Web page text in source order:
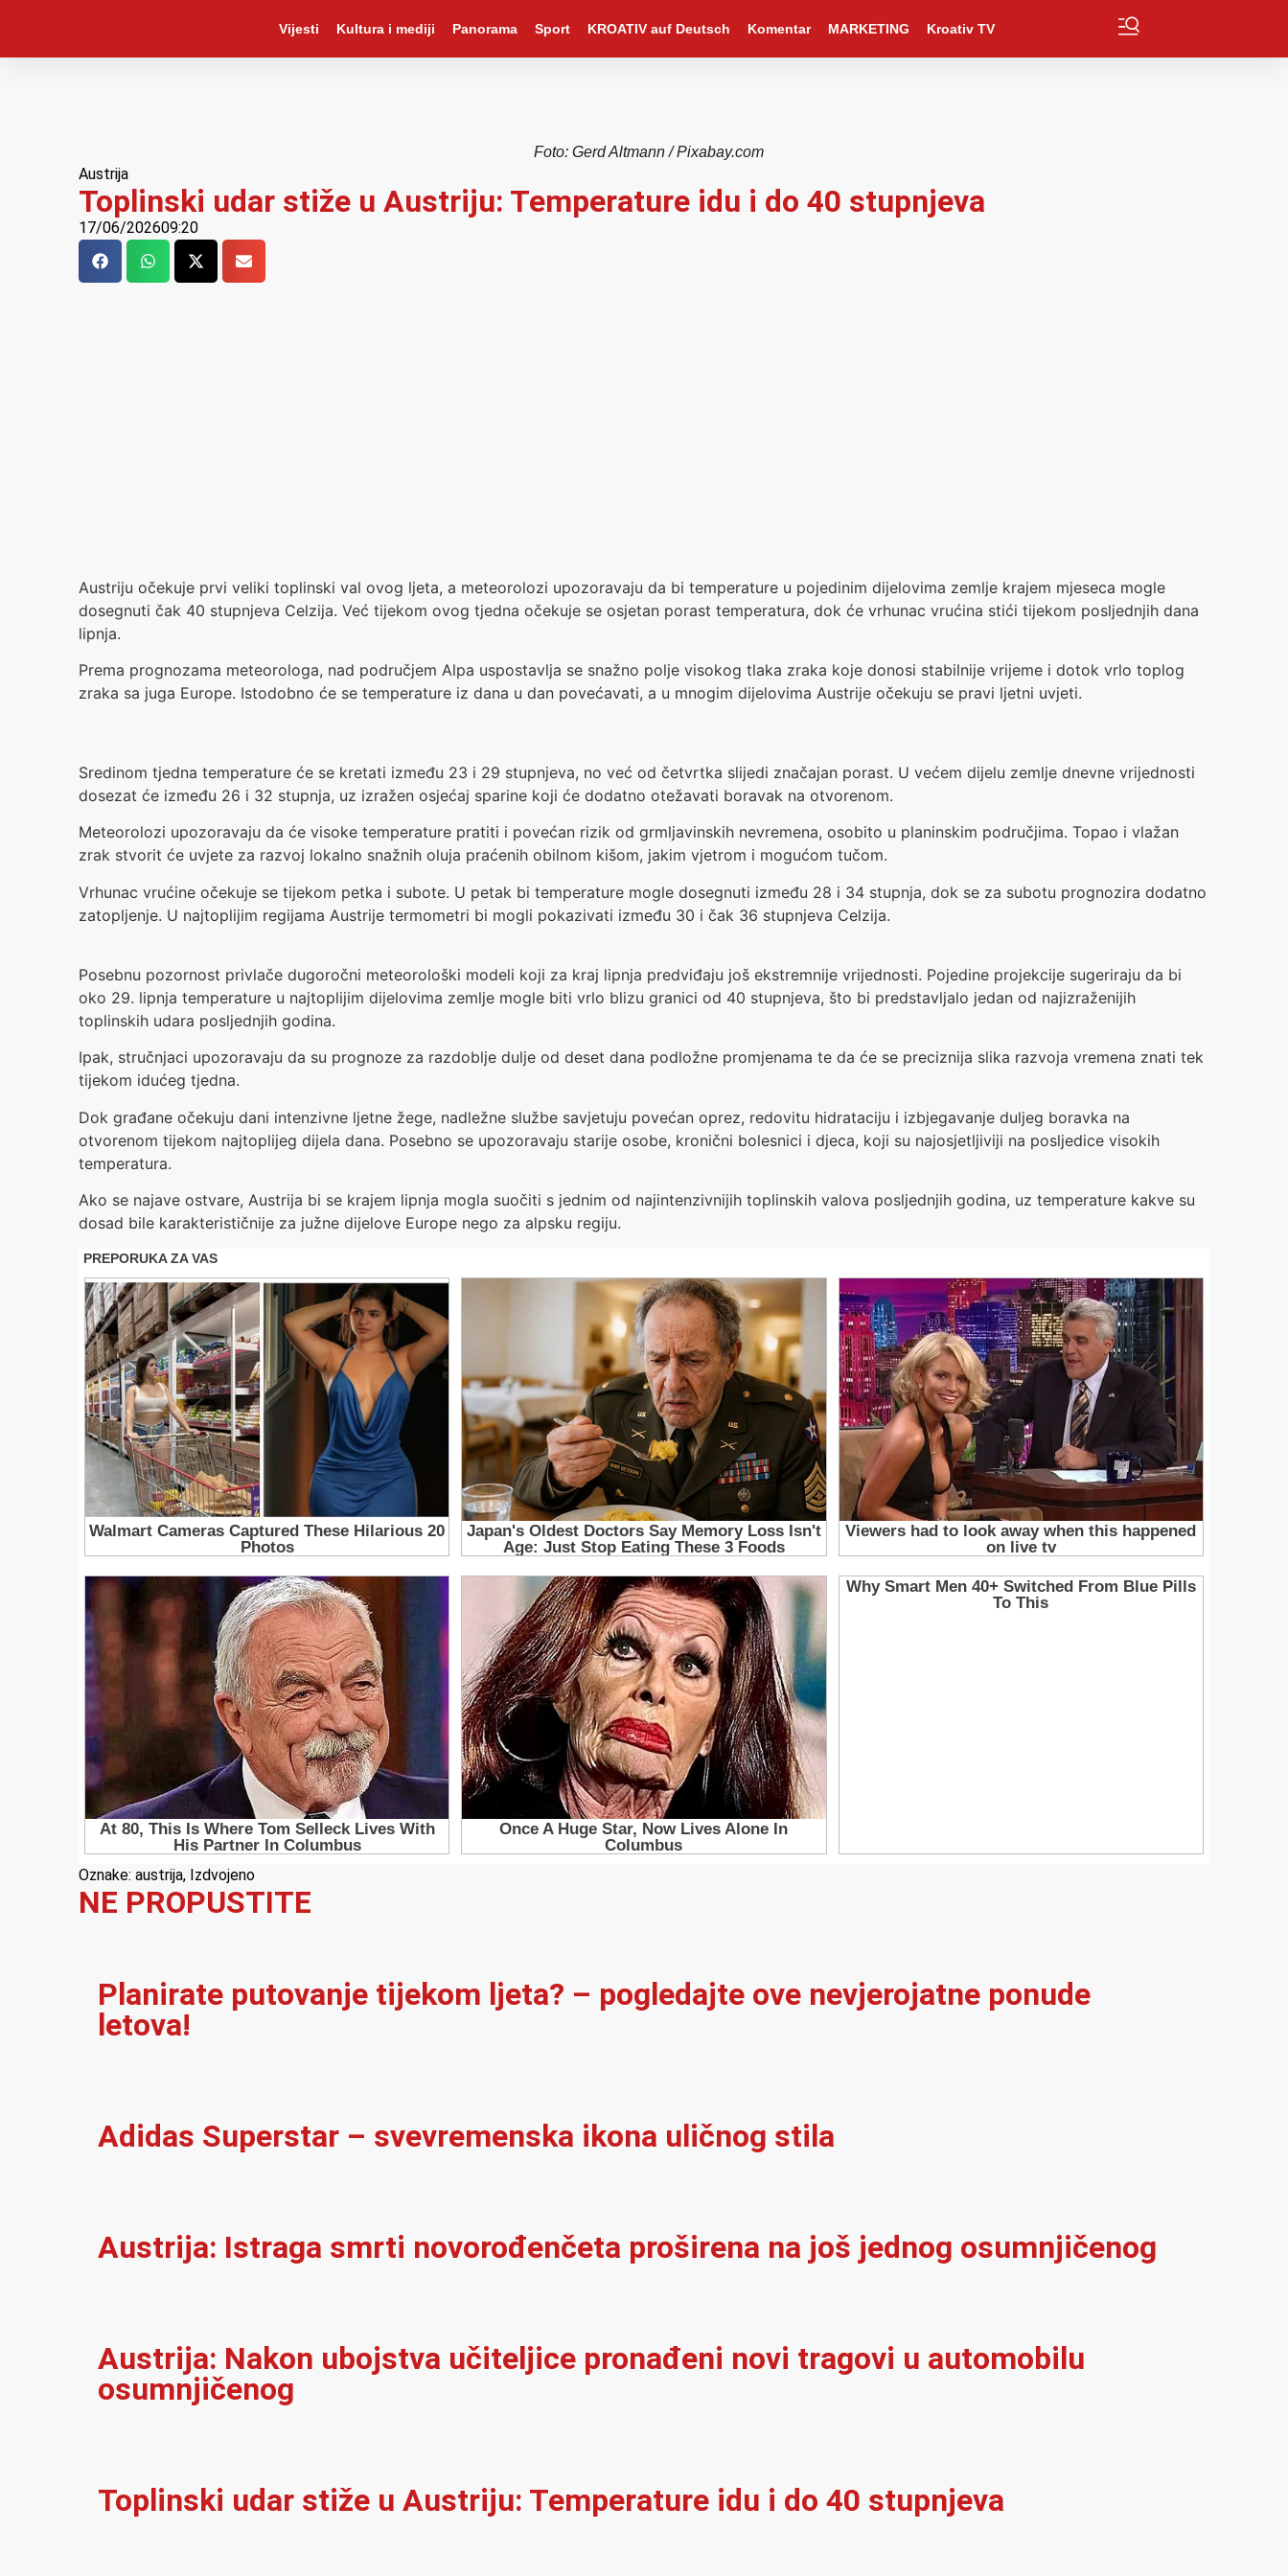
Vijesti Kultura i mediji Panorama Sport KROATIV auf Deutsch Komentar MARKETING Kroativ TV
Foto: Gerd Altmann / Pixabay.com
Austrija
Toplinski udar stiže u Austriju: Temperature idu i do 40 stupnjeva
17/06/202609:20
Austriju očekuje prvi veliki toplinski val ovog ljeta, a meteorolozi upozoravaju da bi temperature u pojedinim dijelovima zemlje krajem mjeseca mogle
dosegnuti čak 40 stupnjeva Celzija. Već tijekom ovog tjedna očekuje se osjetan porast temperatura, dok će vrhunac vrućina stići tijekom posljednjih dana
lipnja.
Prema prognozama meteorologa, nad područjem Alpa uspostavlja se snažno polje visokog tlaka zraka koje donosi stabilnije vrijeme i dotok vrlo toplog
zraka sa juga Europe. Istodobno će se temperature iz dana u dan povećavati, a u mnogim dijelovima Austrije očekuju se pravi ljetni uvjeti.
Sredinom tjedna temperature će se kretati između 23 i 29 stupnjeva, no već od četvrtka slijedi značajan porast. U većem dijelu zemlje dnevne vrijednosti
dosezat će između 26 i 32 stupnja, uz izražen osjećaj sparine koji će dodatno otežavati boravak na otvorenom.
Meteorolozi upozoravaju da će visoke temperature pratiti i povećan rizik od grmljavinskih nevremena, osobito u planinskim područjima. Topao i vlažan
zrak stvorit će uvjete za razvoj lokalno snažnih oluja praćenih obilnom kišom, jakim vjetrom i mogućom tučom.
Vrhunac vrućine očekuje se tijekom petka i subote. U petak bi temperature mogle dosegnuti između 28 i 34 stupnja, dok se za subotu prognozira dodatno
zatopljenje. U najtoplijim regijama Austrije termometri bi mogli pokazivati između 30 i čak 36 stupnjeva Celzija.
Posebnu pozornost privlače dugoročni meteorološki modeli koji za kraj lipnja predviđaju još ekstremnije vrijednosti. Pojedine projekcije sugeriraju da bi
oko 29. lipnja temperature u najtoplijim dijelovima zemlje mogle biti vrlo blizu granici od 40 stupnjeva, što bi predstavljalo jedan od najizraženijih
toplinskih udara posljednjih godina.
Ipak, stručnjaci upozoravaju da su prognoze za razdoblje dulje od deset dana podložne promjenama te da će se preciznija slika razvoja vremena znati tek
tijekom idućeg tjedna.
Dok građane očekuju dani intenzivne ljetne žege, nadležne službe savjetuju povećan oprez, redovitu hidrataciju i izbjegavanje duljeg boravka na
otvorenom tijekom najtoplijeg dijela dana. Posebno se upozoravaju starije osobe, kronični bolesnici i djeca, koji su najosjetljiviji na posljedice visokih
temperatura.
Ako se najave ostvare, Austrija bi se krajem lipnja mogla suočiti s jednim od najintenzivnijih toplinskih valova posljednjih godina, uz temperature kakve su
dosad bile karakterističnije za južne dijelove Europe nego za alpsku regiju.
Oznake: austrija, Izdvojeno
NE PROPUSTITE
Planirate putovanje tijekom ljeta? – pogledajte ove nevjerojatne ponude
letova!
Adidas Superstar – svevremenska ikona uličnog stila
Austrija: Istraga smrti novorođenčeta proširena na još jednog osumnjičenog
Austrija: Nakon ubojstva učiteljice pronađeni novi tragovi u automobilu
osumnjičenog
Toplinski udar stiže u Austriju: Temperature idu i do 40 stupnjeva